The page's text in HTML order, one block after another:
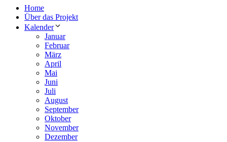
Home
Über das Projekt
Kalender
Januar
Februar
März
April
Mai
Juni
Juli
August
September
Oktober
November
Dezember